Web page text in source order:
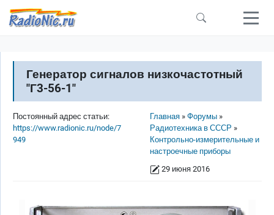
Перейти к основному содержанию
Генератор сигналов низкочастотный
"Г3-56-1"
Строка навигации
Главная
Форумы
Радиотехника в СССР
Контрольно-измерительные и
настроечные приборы
29 июня 2016
Постоянный адрес статьи:
https://www.radionic.ru/node/7
949